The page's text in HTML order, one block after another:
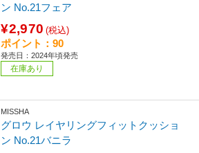
ン No.21フェア
¥2,970 (税込)
ポイント：90
発売日：2024年頃発売
在庫あり
MISSHA
グロウ レイヤリングフィットクッショ
ン No.21バニラ